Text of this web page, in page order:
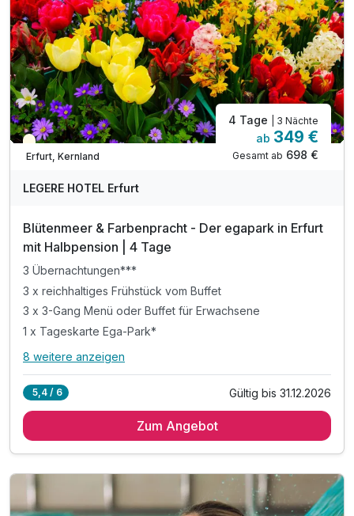
inkl. Voucher im Hotelshop
Late Check Out bis 14 Uhr, auf Anfrage nach Verf.
Teilweise ausgelastet
Erfurt, Kernland
4 Tage | 3 Nächte
ab 349 €
Gesamt ab 698 €
LEGERE HOTEL Erfurt
Blütenmeer & Farbenpracht - Der egapark in Erfurt
mit Halbpension | 4 Tage
3 Übernachtungen***
3 x reichhaltiges Frühstück vom Buffet
3 x 3-Gang Menü oder Buffet für Erwachsene
1 x Tageskarte Ega-Park*
Alle Inklusivleistungen
3 x reichhaltiges Frühstück vom Buffet
*Japanischer Fels- und Wassergarten
*Deutsches Gartenbaumuseum
8 weitere anzeigen
5,4 / 6 Gültig bis 31.12.2026
Zum Angebot